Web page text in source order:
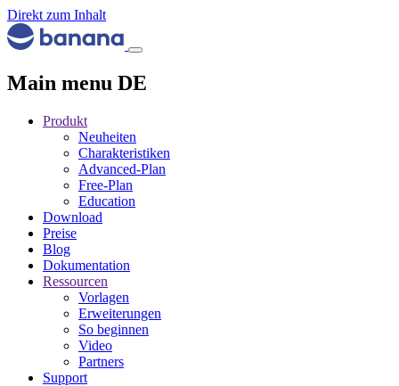
Direkt zum Inhalt
Main menu DE
Produkt
Neuheiten
Charakteristiken
Advanced-Plan
Free-Plan
Education
Download
Preise
Blog
Dokumentation
Ressourcen
Vorlagen
Erweiterungen
So beginnen
Video
Partners
Support